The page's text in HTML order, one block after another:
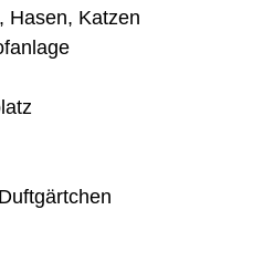
Hasen, Katzen